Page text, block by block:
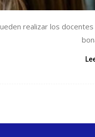
realizar los